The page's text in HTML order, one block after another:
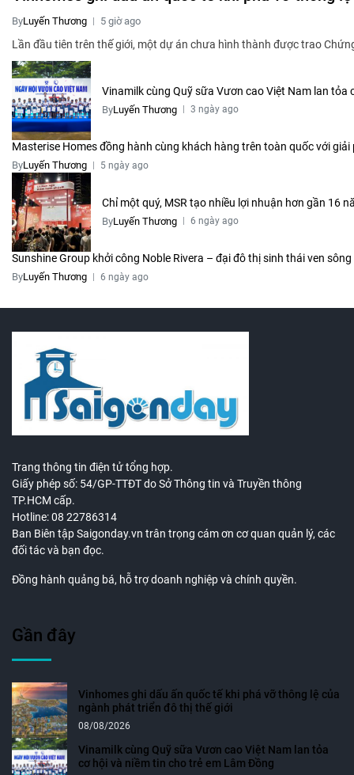
ByLuyến Thương 5 giờ ago
Lần đầu tiên trên thế giới, một dự án chưa hình thành được trao
Vinamilk cùng Quỹ sữa Vươn cao Việt Nam lan tỏa
ByLuyến Thương 3 ngày ago
Masterise Homes đồng hành cùng khách hàng trên toàn quốc với
ByLuyến Thương 5 ngày ago
Chỉ một quý, MSR tạo nhiều lợi nhuận hơn gần 16
ByLuyến Thương 6 ngày ago
Sunshine Group khởi công Noble Rivera – đại đô thị sinh thái ven
ByLuyến Thương 6 ngày ago
Trang thông tin điện tử tổng hợp.
Giấy phép số: 54/GP-TTĐT do Sở Thông tin và Truyền thông
TP.HCM cấp.
Hotline: 08 22786314
Ban Biên tập Saigonday.vn trân trọng cám ơn cơ quan quản lý, các
đối tác và bạn đọc.
Đồng hành quảng bá, hỗ trợ doanh nghiệp và chính quyền.
Gần đây
Vinhomes ghi dấu ấn quốc tế khi phá vỡ thông lệ của
ngành phát triển đô thị thế giới
08/08/2026
Vinamilk cùng Quỹ sữa Vươn cao Việt Nam lan tỏa
cơ hội và niềm tin cho trẻ em Lâm Đồng